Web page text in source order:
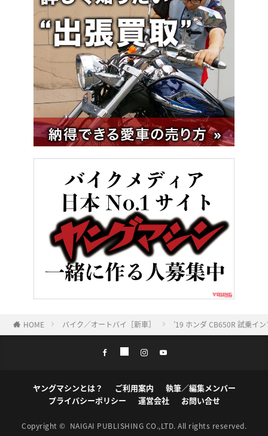
HOME バイク／オートバイ［新車］ ’19 ホンダ CB650R 試乗イ
ヤングマシンとは？ ご利用案内
執筆／編集メンバー
プライバシーポリシー
運営会社 お問い合せ
Copyright © NAIGAI PUBLISHING CO.,LTD. All rights reserved.